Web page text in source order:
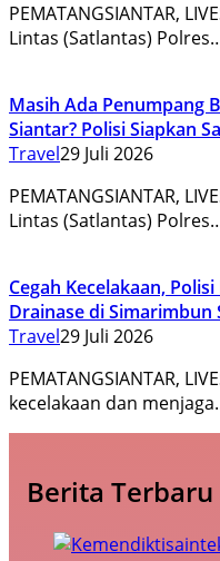
PEMATANGSIANTAR,
Lintas (Satlantas)
Masih Ada Penumpang
Siantar? Polisi Siapkan
Travel29 Juli 2026
PEMATANGSIANTAR,
Lintas (Satlantas)
Cegah Kecelakaan,
Drainase di Simarimbun
Travel29 Juli 2026
PEMATANGSIANTAR,
kecelakaan dan
Berita Terbaru